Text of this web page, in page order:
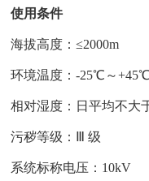
使用条件
海拔高度：≤2000m
环境温度：-25℃～+45℃
相对湿度：日平均不大
污秽等级：Ⅲ 级
系统标称电压：10kV